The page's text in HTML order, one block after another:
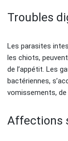
Troubles
Les parasites
les chiots,
de l’appétit. Les
bactériennes,
vomissements, de
Affections